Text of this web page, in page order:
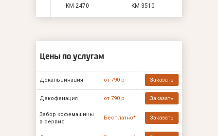
KM-2470 KM-3510
Цены по услугам
Декальцинация от 790 р Заказать
Декофенация от 790 р Заказать
Забор кофемашины
в сервис
Бесплатно* Заказать